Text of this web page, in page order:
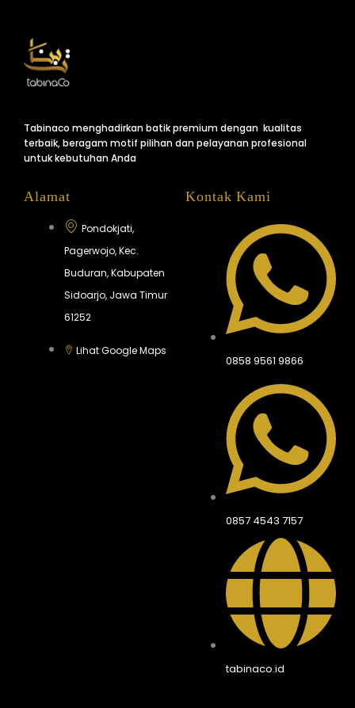
Tabinaco menghadirkan batik premium dengan kualitas
terbaik, beragam motif pilihan dan pelayanan profesional
untuk kebutuhan Anda
Alamat
Pondokjati,
Pagerwojo, Kec.
Buduran, Kabupaten
Sidoarjo, Jawa Timur
61252
Lihat Google Maps
Kontak Kami
0858 9561 9866
0857 4543 7157
tabinaco.id